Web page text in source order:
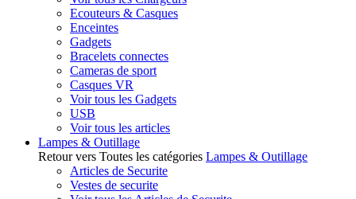
Ecouteurs & Casques
Enceintes
Gadgets
Bracelets connectes
Cameras de sport
Casques VR
Voir tous les Gadgets
USB
Voir tous les articles
Lampes & Outillage
Retour vers Toutes les catégories Lampes & Outillage
Articles de Securite
Vestes de securite